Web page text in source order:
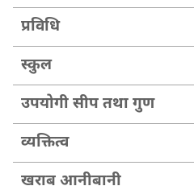
प्रविधि
स्कुल
उपयोगी सीप तथा गुण
व्यक्तित्व
खराब आनीबानी